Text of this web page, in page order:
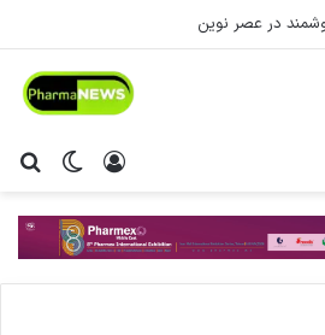
در عصر نوین
تغییر ورود